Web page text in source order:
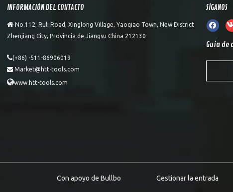
INFORMACIÓN DEL CONTACTO
 No.112, Ruli Road, Xinglong Village, Yaoqiao Town, New District
Zhenjiang City, Provincia de Jiangsu China 212130
(+86) -511-86906019
 Market@htt-tools.com
www.htt-tools.com
SÍGANOS
Guía de
Con apoyo de Bullbo Gestionar la entrada